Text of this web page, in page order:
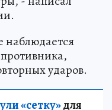
наблюдается
ударов.
«сетку»для